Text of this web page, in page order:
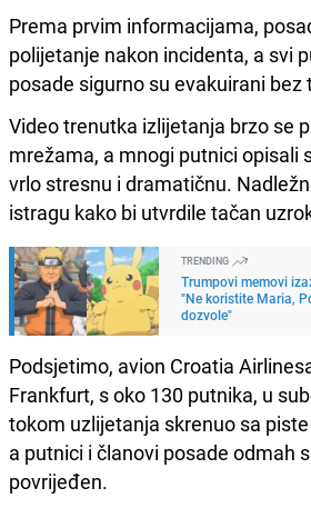
Prema prvim informacijama,
polijetanje nakon incidenta, a svi
posade sigurno su evakuirani bez
Video trenutka izlijetanja brzo se
mrežama, a mnogi putnici opisali
vrlo stresnu i dramatičnu.
istragu kako bi utvrdile tačan
TRENDING
Trumpovi memovi
"Ne koristite Maria,
dozvole"
Podsjetimo, avion Croatia
Frankfurt, s oko 130 putnika, u
tokom uzlijetanja skrenuo sa
a putnici i članovi posade odmah
povrijeđen.